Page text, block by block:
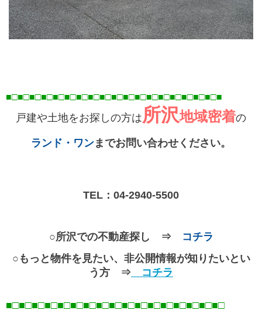
■□■□■□■□■□■□■□■□■□■□■□■□■□■□■□■□■□■□■
戸建や土地をお探しの方は 所沢地域密着の
ランド・ワンまでお問い合わせください。
TEL： 04-2940-5500
○所沢での不動産探し ⇒
コチラ
○もっと物件を見たい、非公開情報が知りたいとい
う方 ⇒
コチラ
■□■□■□■□■□■□■□■□■□■□■□■□■□■□■□■□■□